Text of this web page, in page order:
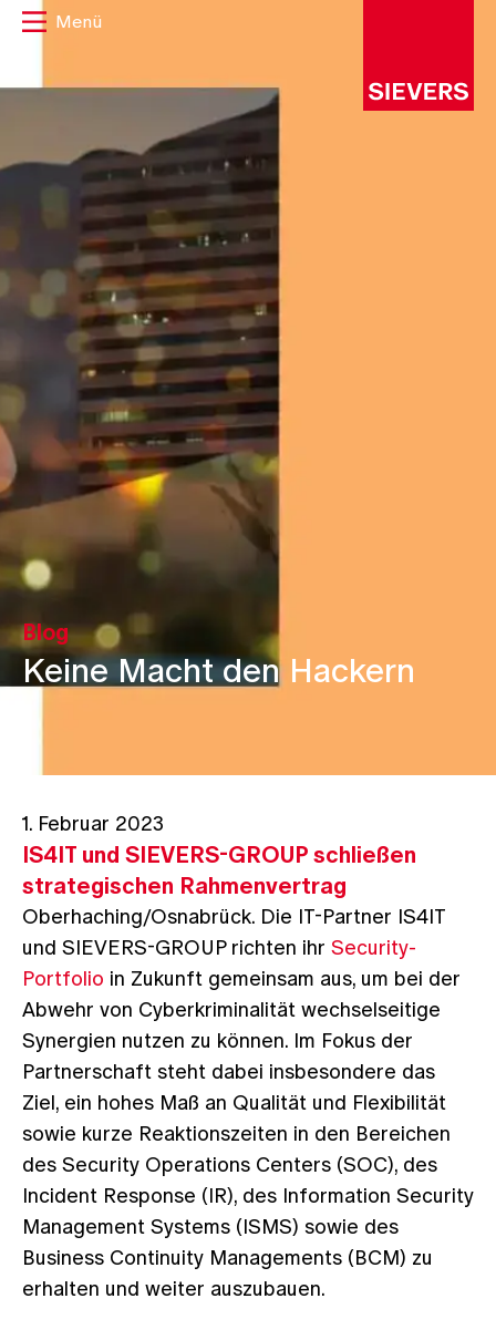
Blog
Keine Macht den Hackern
1. Februar 2023
IS4IT und SIEVERS-GROUP schließen
strategischen Rahmenvertrag
Oberhaching/Osnabrück. Die IT-Partner IS4IT
und SIEVERS-GROUP richten ihr Security-
Portfolio in Zukunft gemeinsam aus, um bei der
Abwehr von Cyberkriminalität wechselseitige
Synergien nutzen zu können. Im Fokus der
Partnerschaft steht dabei insbesondere das
Ziel, ein hohes Maß an Qualität und Flexibilität
sowie kurze Reaktionszeiten in den Bereichen
des Security Operations Centers (SOC), des
Incident Response (IR), des Information Security
Management Systems (ISMS) sowie des
Business Continuity Managements (BCM) zu
erhalten und weiter auszubauen.